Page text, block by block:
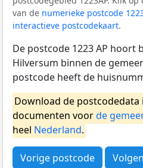
van de numerieke postcode
interactieve postcodekaart.
De postcode 1223 AP hoort
Hilversum binnen de
postcode heeft de
Download de postcodedata
documenten voorde
heel Nederland.
Vorige postcode